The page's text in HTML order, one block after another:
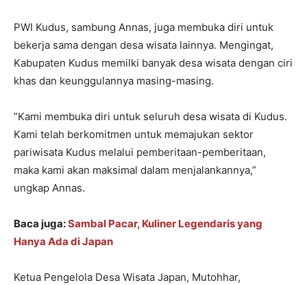
PWI Kudus, sambung Annas, juga membuka diri untuk
bekerja sama dengan desa wisata lainnya. Mengingat,
Kabupaten Kudus memilki banyak desa wisata dengan ciri
khas dan keunggulannya masing-masing.
”Kami membuka diri untuk seluruh desa wisata di Kudus.
Kami telah berkomitmen untuk memajukan sektor
pariwisata Kudus melalui pemberitaan-pemberitaan,
maka kami akan maksimal dalam menjalankannya,”
ungkap Annas.
Baca juga:Sambal Pacar, Kuliner Legendaris yang
Hanya Ada di Japan
Ketua Pengelola Desa Wisata Japan, Mutohhar,